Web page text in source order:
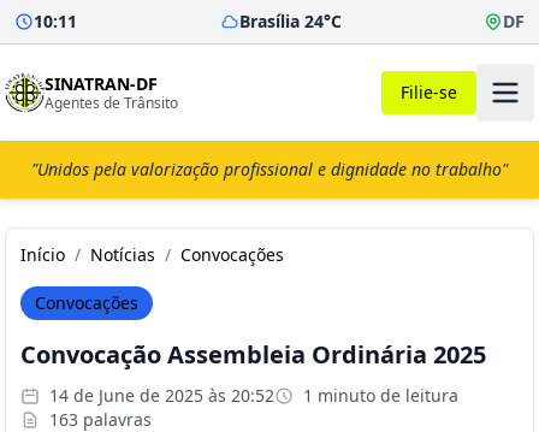
10:11 Brasília 24°C DF
SINATRAN-DF
Agentes de Trânsito Filie-se
"Unidos pela valorização profissional e dignidade no trabalho"
Início / Notícias / Convocações
Convocações
Convocação Assembleia Ordinária 2025
14 de June de 2025 às 20:52
1 minuto de leitura
163 palavras